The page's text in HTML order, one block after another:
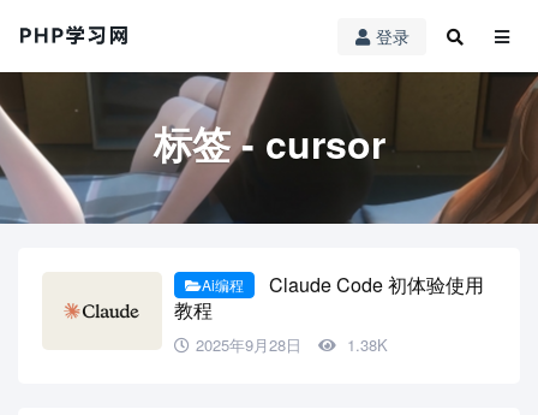
登录
标签 - cursor
Ai编程
Claude Code 初体验使用
教程
2025年9月28日 1.38K